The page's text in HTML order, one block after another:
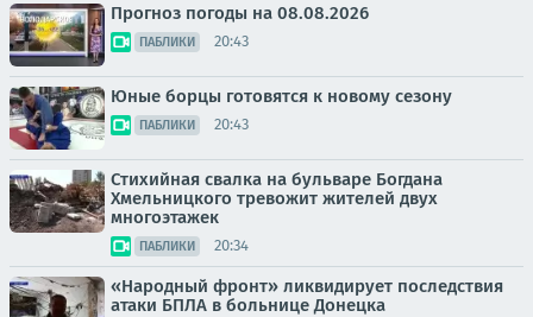
Прогноз погоды на 08.08.2026
ПАБЛИКИ 20:43
Юные борцы готовятся к новому сезону
ПАБЛИКИ 20:43
Стихийная свалка на бульваре Богдана
Хмельницкого тревожит жителей двух
многоэтажек
ПАБЛИКИ 20:34
«Народный фронт» ликвидирует последствия
атаки БПЛА в больнице Донецка